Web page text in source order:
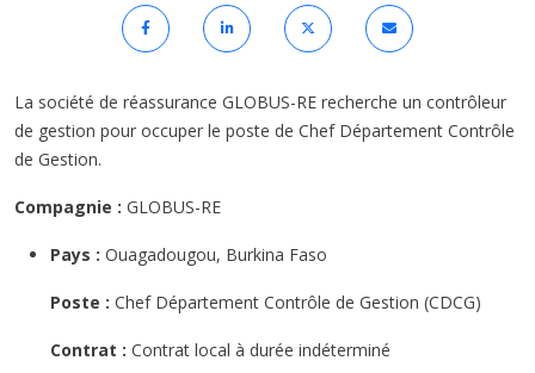
La société de réassurance GLOBUS-RE recherche un contrôleur
de gestion pour occuper le poste de Chef Département Contrôle
de Gestion.
Compagnie : GLOBUS-RE
Pays : Ouagadougou, Burkina Faso
Poste : Chef Département Contrôle de Gestion (CDCG)
Contrat : Contrat local à durée indéterminé